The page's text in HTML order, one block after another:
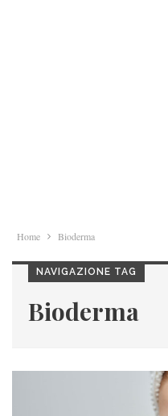
Home Bioderma
NAVIGAZIONE TAG
Bioderma